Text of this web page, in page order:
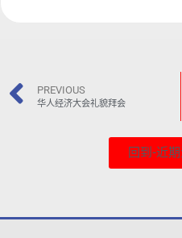
PREVIOUS
华人经济大会礼貌拜会
回到-近